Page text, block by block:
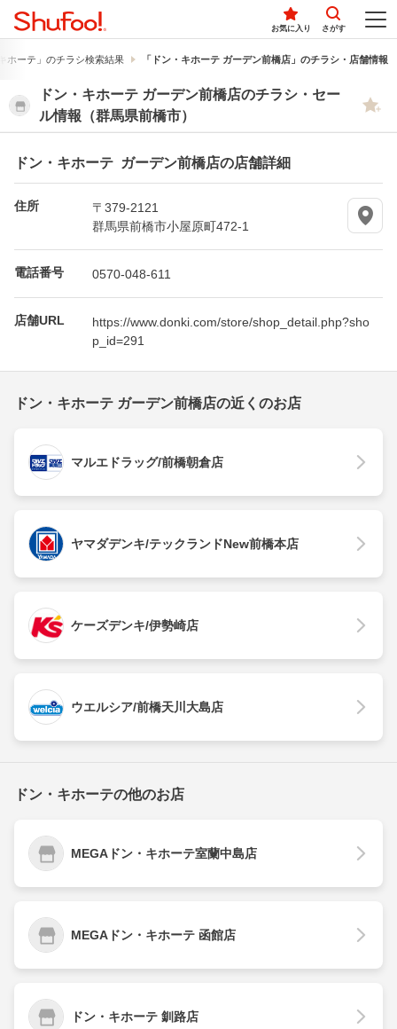
お気に入り さがす
ホーテ」のチラシ検索結果 「ドン・キホーテ ガーデン前橋店」のチラシ・店舗情報
ドン・キホーテ ガーデン前橋店のチラシ・セー
ル情報（群馬県前橋市）
ドン・キホーテ ガーデン前橋店の店舗詳細
住所
〒379-2121
群馬県前橋市小屋原町472-1
電話番号 0570-048-611
店舗URL
https://www.donki.com/store/shop_detail.php?sho
p_id=291
ドン・キホーテ ガーデン前橋店の近くのお店
マルエドラッグ/前橋朝倉店
ヤマダデンキ/テックランドNew前橋本店
ケーズデンキ/伊勢崎店
ウエルシア/前橋天川大島店
ドン・キホーテの他のお店
MEGAドン・キホーテ室蘭中島店
MEGAドン・キホーテ 函館店
ドン・キホーテ 釧路店